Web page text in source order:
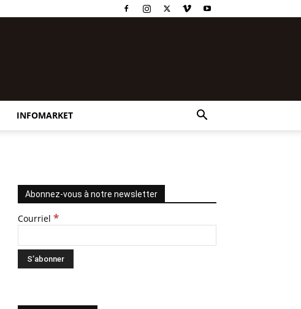
INFOMARKET
Abonnez-vous à notre newsletter
Courriel *